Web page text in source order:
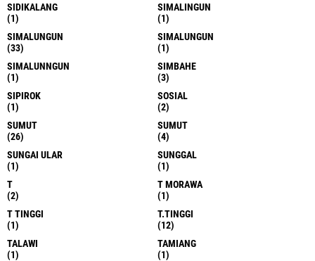
SIDIKALANG
(1)
SIMALINGUN
(1)
SIMALUNGUN
(33)
SIMALUNGUN
(1)
SIMALUNNGUN
(1)
SIMBAHE
(3)
SIPIROK
(1)
SOSIAL
(2)
SUMUT
(26)
SUMUT
(4)
SUNGAI ULAR
(1)
SUNGGAL
(1)
T
(2)
T MORAWA
(1)
T TINGGI
(1)
T.TINGGI
(12)
TALAWI
(1)
TAMIANG
(1)